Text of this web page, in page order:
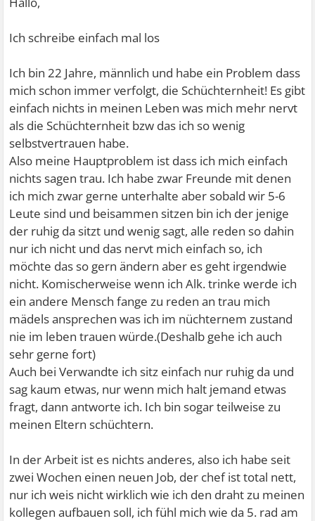
Ich schreibe einfach mal los
Ich bin 22 Jahre, männlich und habe ein Problem dass
mich schon immer verfolgt, die Schüchternheit! Es gibt
einfach nichts in meinen Leben was mich mehr nervt
als die Schüchternheit bzw das ich so wenig
selbstvertrauen habe.
Also meine Hauptproblem ist dass ich mich einfach
nichts sagen trau. Ich habe zwar Freunde mit denen
ich mich zwar gerne unterhalte aber sobald wir 5-6
Leute sind und beisammen sitzen bin ich der jenige
der ruhig da sitzt und wenig sagt, alle reden so dahin
nur ich nicht und das nervt mich einfach so, ich
möchte das so gern ändern aber es geht irgendwie
nicht. Komischerweise wenn ich Alk. trinke werde ich
ein andere Mensch fange zu reden an trau mich
mädels ansprechen was ich im nüchternem zustand
nie im leben trauen würde.(Deshalb gehe ich auch
sehr gerne fort)
Auch bei Verwandte ich sitz einfach nur ruhig da und
sag kaum etwas, nur wenn mich halt jemand etwas
fragt, dann antworte ich. Ich bin sogar teilweise zu
meinen Eltern schüchtern.
In der Arbeit ist es nichts anderes, also ich habe seit
zwei Wochen einen neuen Job, der chef ist total nett,
nur ich weis nicht wirklich wie ich den draht zu meinen
kollegen aufbauen soll, ich fühl mich wie da 5. rad am